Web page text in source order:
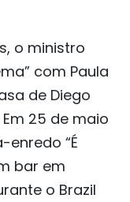
o ministro
com Paula
de Diego
25 de maio
“É
bar em
o Brazil